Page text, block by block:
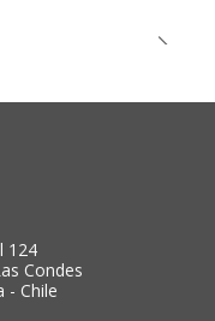
124
Condes
- Chile